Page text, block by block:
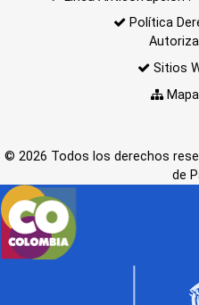
Política
Sitios
© 2026 Todos los derechos
de